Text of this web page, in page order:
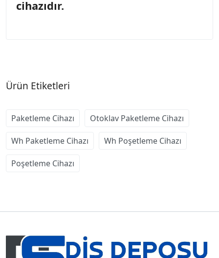
cihazıdır.
Ürün Etiketleri
Paketleme Cihazı Otoklav Paketleme Cihazı
Wh Paketleme Cihazı Wh Poşetleme Cihazı
Poşetleme Cihazı